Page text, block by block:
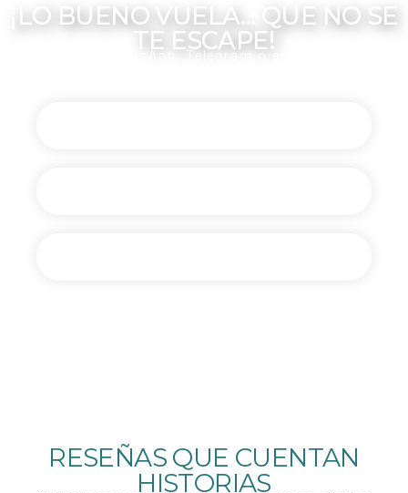
¡LO BUENO VUELA... QUE NO SE
TE ESCAPE!
Recibe en tu WhatsApp, Telegram o en tu email todas
RESEÑAS QUE CUENTAN
HISTORIAS